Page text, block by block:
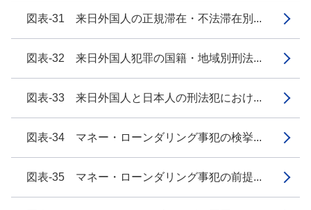
図表-31 来日外国人の正規滞在・不法滞在別...
図表-32 来日外国人犯罪の国籍・地域別刑法...
図表-33 来日外国人と日本人の刑法犯におけ...
図表-34 マネー・ローンダリング事犯の検挙...
図表-35 マネー・ローンダリング事犯の前提...